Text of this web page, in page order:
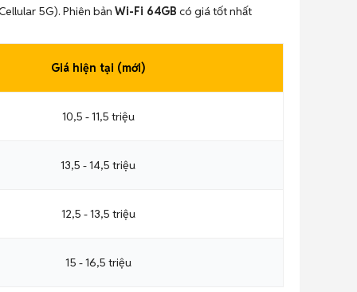
5G). Phiên bản Wi-Fi 64GB có giá tốt nhất
Giá hiện tại (mới)
10,5 - 11,5 triệu
13,5 - 14,5 triệu
12,5 - 13,5 triệu
15 - 16,5 triệu